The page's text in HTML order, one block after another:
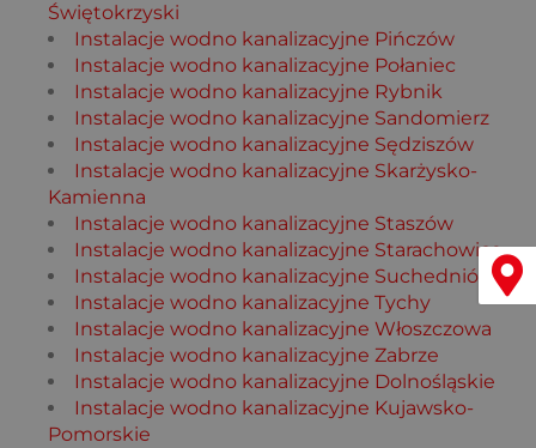
Świętokrzyski
Instalacje wodno kanalizacyjne Pińczów
Instalacje wodno kanalizacyjne Połaniec
Instalacje wodno kanalizacyjne Rybnik
Instalacje wodno kanalizacyjne Sandomierz
Instalacje wodno kanalizacyjne Sędziszów
Instalacje wodno kanalizacyjne Skarżysko-
Kamienna
Instalacje wodno kanalizacyjne Staszów
Instalacje wodno kanalizacyjne Starachowice
Instalacje wodno kanalizacyjne Suchedniów
Instalacje wodno kanalizacyjne Tychy
Instalacje wodno kanalizacyjne Włoszczowa
Instalacje wodno kanalizacyjne Zabrze
Instalacje wodno kanalizacyjne Dolnośląskie
Instalacje wodno kanalizacyjne Kujawsko-
Pomorskie
Menu